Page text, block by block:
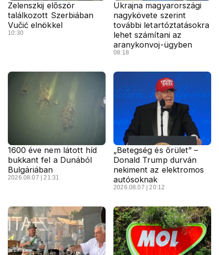
Zelenszkij először
találkozott Szerbiában
Vučić elnökkel
10:30
Ukrajna magyarországi
nagykövete szerint
további letartóztatásokra
lehet számítani az
aranykonvoj-ügyben
08:18
1600 éve nem látott híd
bukkant fel a Dunából
Bulgáriában
2026.08.07 | 21:31
„Betegség és őrület” –
Donald Trump durván
nekiment az elektromos
autósoknak
2026.08.07 | 20:12